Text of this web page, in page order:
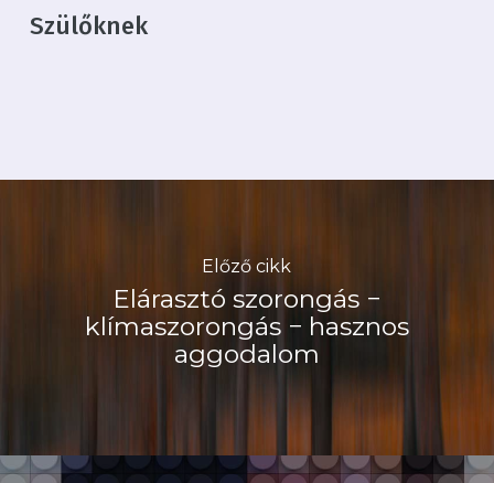
Szülőknek
Előző cikk
Elárasztó szorongás −
klímaszorongás − hasznos
aggodalom